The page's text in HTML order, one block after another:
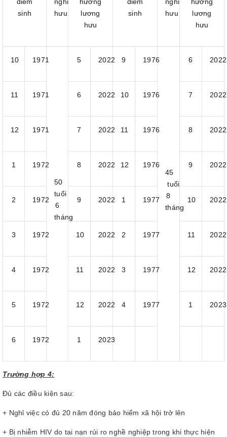
điểm
sinh
nghỉ
hưu
hưởng
lương
hưu
điểm
sinh
nghỉ
hưu
hưởng
lương
hưu
10 1971
50
tuổi
6
tháng
5 2022 9 1976
45
tuổi
8
tháng
6 2022
11 1971 6 2022 10 1976 7 2022
12 1971 7 2022 11 1976 8 2022
1 1972 8 2022 12 1976 9 2022
2 1972 9 2022 1 1977 10 2022
3 1972 10 2022 2 1977 11 2022
4 1972 11 2022 3 1977 12 2022
5 1972 12 2022 4 1977 1 2023
6 1972 1 2023
Trường hợp 4:
Đủ các điều kiện sau:
+ Nghỉ việc có đủ 20 năm đóng bảo hiểm xã hội trở lên
+ Bị nhiễm HIV do tai nạn rủi ro nghề nghiệp trong khi thực hiện